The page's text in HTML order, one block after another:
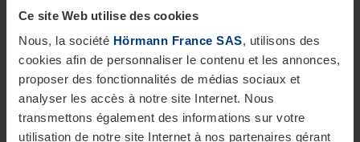
Ce site Web utilise des cookies
Nous, la société Hörmann France SAS, utilisons des
cookies afin de personnaliser le contenu et les annonces,
proposer des fonctionnalités de médias sociaux et
analyser les accès à notre site Internet. Nous
transmettons également des informations sur votre
utilisation de notre site Internet à nos partenaires gérant
faible espace au niveau du linteau et pour les
espaces extrêmement réduits, un montage extérieur
est également possible.
Tous les types de gâteaux offrent un large choix de